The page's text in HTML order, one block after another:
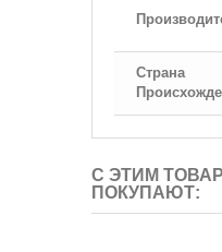
Страна
С ЭТИМ
ПОКУПАЮТ: